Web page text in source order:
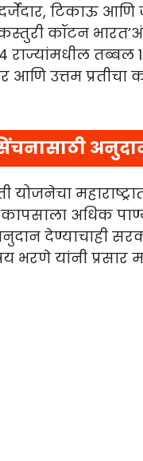
टिकाऊ आणि
कॉटन
तब्बल
उत्तम प्रतीचा
अधिक
देण्याचाही
भरणे यांनी